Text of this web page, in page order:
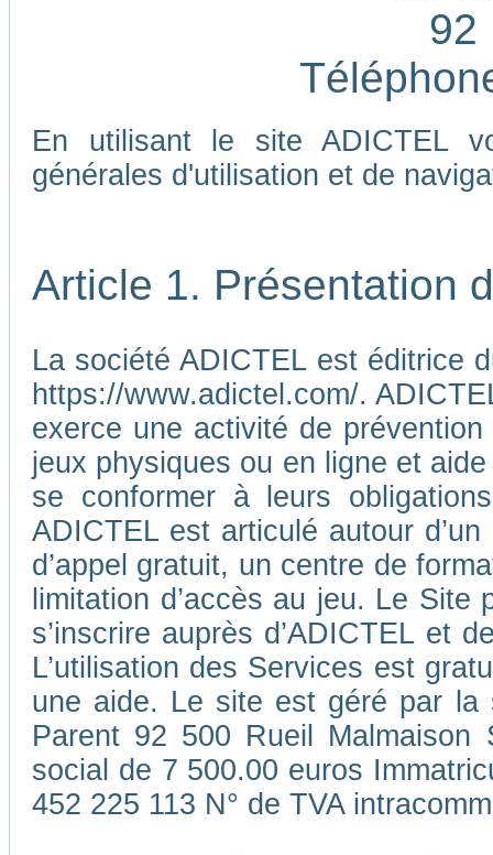
92
En utilisant le site ADICTEL
générales d'utilisation et de
Article 1. Présentation
La société ADICTEL est éditrice
https://www.adictel.com/.
exerce une activité de
jeux physiques ou en ligne et
se conformer à leurs
ADICTEL est articulé autour
d’appel gratuit, un centre de
limitation d’accès au jeu. Le
s’inscrire auprès d’ADICTEL et
L’utilisation des Services est
une aide. Le site est géré par la
Parent 92 500 Rueil Malmaison
social de 7 500.00 euros
452 225 113 N° de TVA